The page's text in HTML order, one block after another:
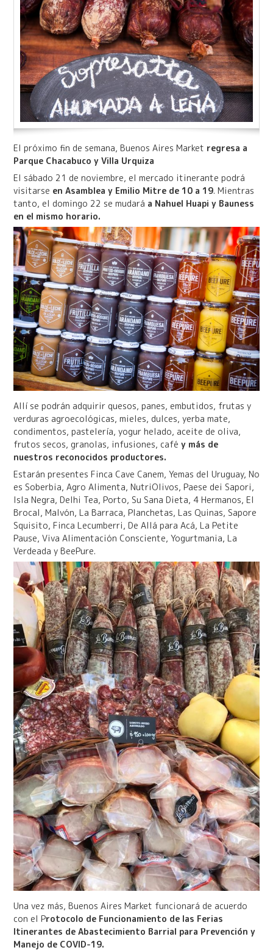
El próximo fin de semana, Buenos Aires Market regresa a
Parque Chacabuco y Villa Urquiza
El sábado 21 de noviembre, el mercado itinerante podrá
visitarse en Asamblea y Emilio Mitre de 10 a 19. Mientras
tanto, el domingo 22 se mudará a Nahuel Huapi y Bauness
en el mismo horario.
Allí se podrán adquirir quesos, panes, embutidos, frutas y
verduras agroecológicas, mieles, dulces, yerba mate,
condimentos, pastelería, yogur helado, aceite de oliva,
frutos secos, granolas, infusiones, café y más de
nuestros reconocidos productores.
Estarán presentes Finca Cave Canem, Yemas del Uruguay, No
es Soberbia, Agro Alimenta, NutriOlivos, Paese dei Sapori,
Isla Negra, Delhi Tea, Porto, Su Sana Dieta, 4 Hermanos, El
Brocal, Malvón, La Barraca, Planchetas, Las Quinas, Sapore
Squisito, Finca Lecumberri, De Allá para Acá, La Petite
Pause, Viva Alimentación Consciente, Yogurtmania, La
Verdeada y BeePure.
Una vez más, Buenos Aires Market funcionará de acuerdo
con el Protocolo de Funcionamiento de las Ferias
Itinerantes de Abastecimiento Barrial para Prevención y
Manejo de COVID-19.